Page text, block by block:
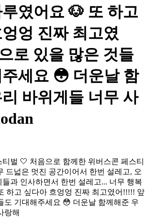
였어요 🐶 또 하고
엉 진짜 최고였
로 있을 많은 것들
세요 😳 더운날 함
바위게들 너무 사
티벌 🤍 처음으로 함께한 위버스콘 페스티
드넓은 멋진 공간이어서 한번 설레고, 오
과 인사하면서 한번 설레고... 너무 행복
하고 싶다아 흐엉엉 진짜 최고였어!!!!! 앞
도 기대해주세요 😳 더운날 함께해준 우
랑해